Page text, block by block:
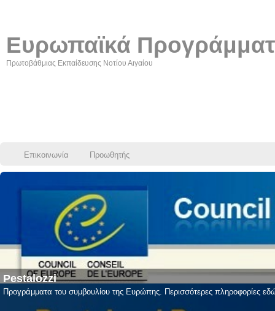
Ευρωπαϊκά
Πρωτοβάθμιας Εκπαίδευσης Νοτίου Αιγαίου
Επικοινωνία Προωθητής
Pestalozzi
Προγράμματα του συμβουλίου της Ευρώπης. Περισσότερες πληροφορίες